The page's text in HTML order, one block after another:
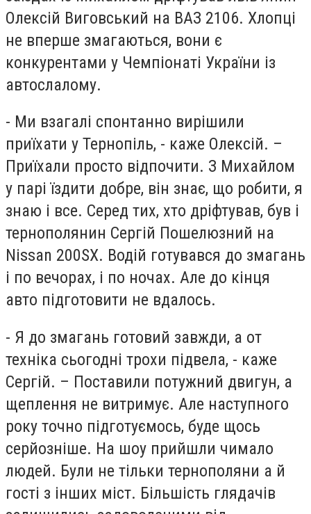
Олексій Виговський на ВАЗ 2106. Хлопці
не вперше змагаються, вони є
конкурентами у Чемпіонаті України із
автослалому.
- Ми взагалі спонтанно вирішили
приїхати у Тернопіль, - каже Олексій. –
Приїхали просто відпочити. З Михайлом
у парі їздити добре, він знає, що робити, я
знаю і все. Серед тих, хто дріфтував, був і
тернополянин Сергій Пошелюзний на
Nissan 200SX. Водій готувався до змагань
і по вечорах, і по ночах. Але до кінця
авто підготовити не вдалось.
- Я до змагань готовий завжди, а от
техніка сьогодні трохи підвела, - каже
Сергій. – Поставили потужний двигун, а
щеплення не витримує. Але наступного
року точно підготуємось, буде щось
серйозніше. На шоу прийшли чимало
людей. Були не тільки тернополяни а й
гості з інших міст. Більшість глядачів